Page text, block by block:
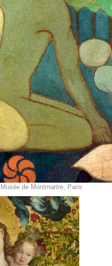
de Montmartre, Paris